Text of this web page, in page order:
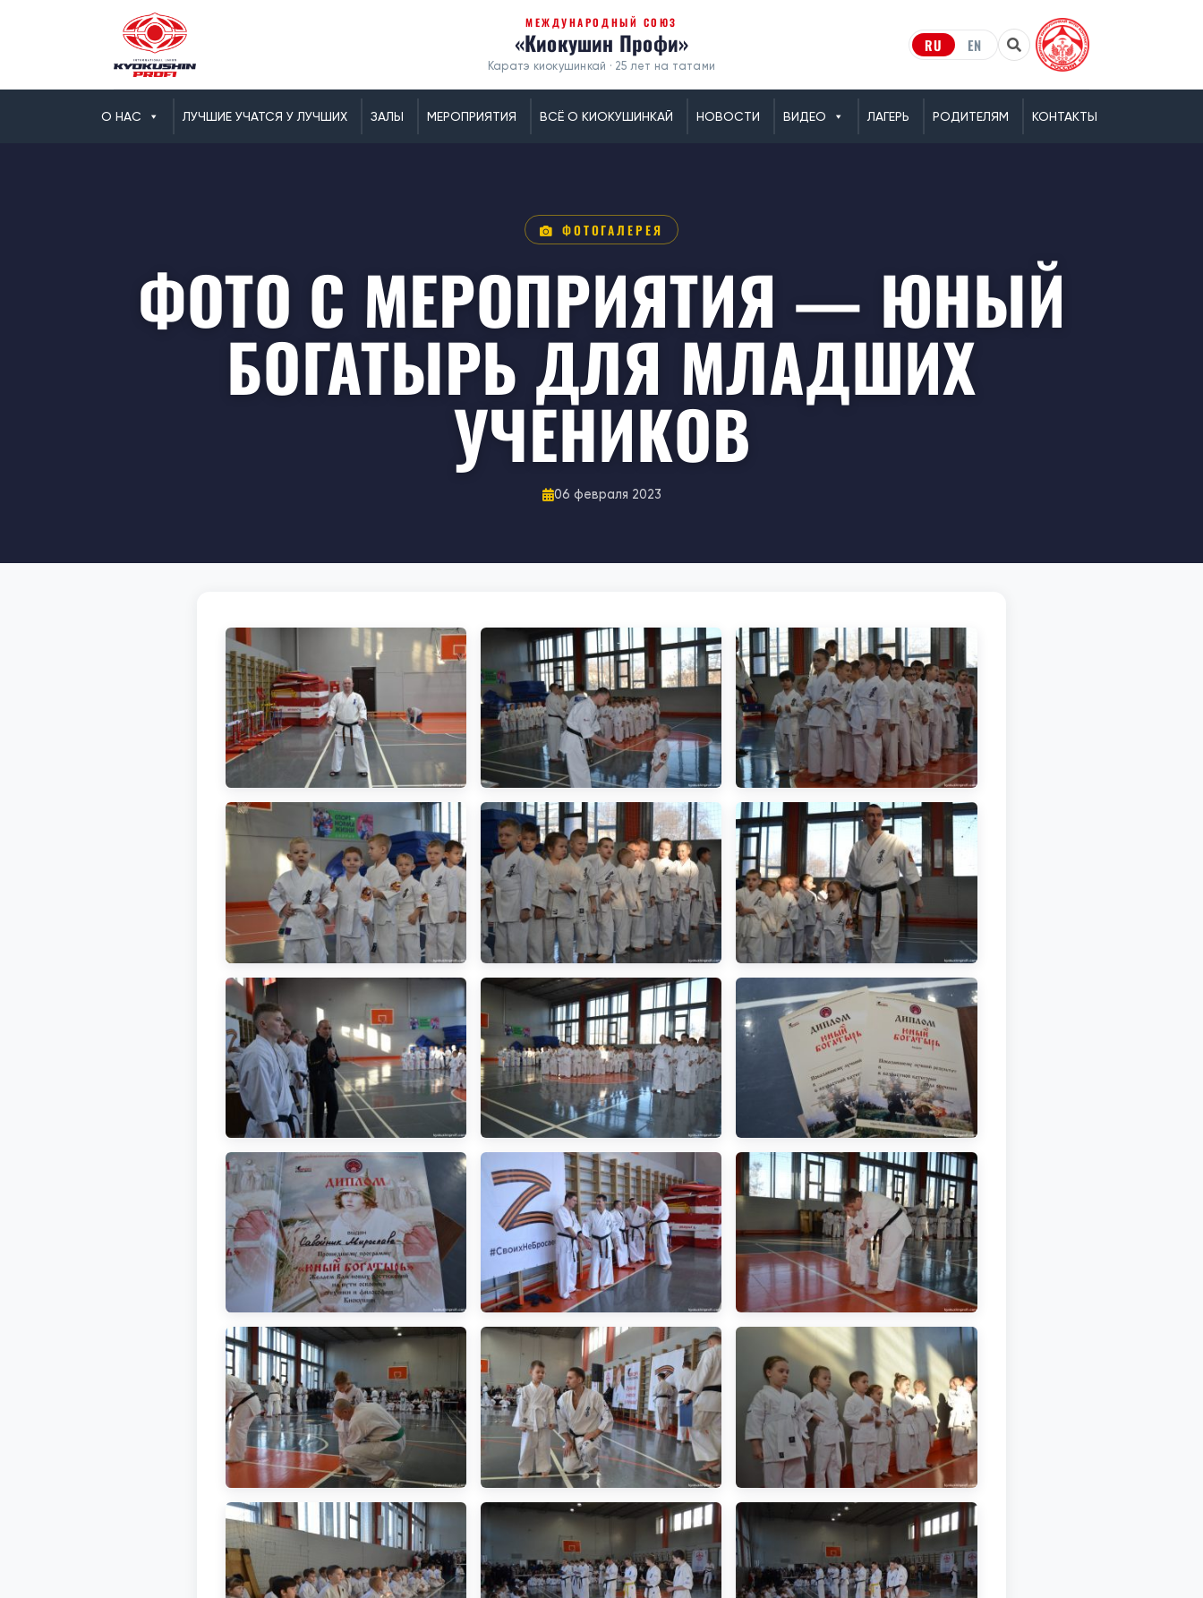
МЕЖДУНАРОДНЫЙ СОЮЗ
«Киокушин Профи»
Каратэ киокушинкай · 25 лет на татами
RU EN
О НАС ЛУЧШИЕ УЧАТСЯ У ЛУЧШИХ ЗАЛЫ МЕРОПРИЯТИЯ ВСЁ О КИОКУШИНКАЙ НОВОСТИ ВИДЕО ЛАГЕРЬ РОДИТЕЛЯМ КОНТАКТЫ
ФОТОГАЛЕРЕЯ
ФОТО С МЕРОПРИЯТИЯ — ЮНЫЙ
БОГАТЫРЬ ДЛЯ МЛАДШИХ
УЧЕНИКОВ
06 февраля 2023